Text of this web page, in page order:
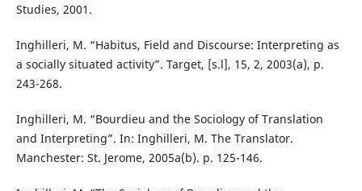
Studies, 2001.
Inghilleri, M. “Habitus, Field and Discourse: Interpreting as
a socially situated activity”. Target, [s.l], 15, 2, 2003(a), p.
243-268.
Inghilleri, M. “Bourdieu and the Sociology of Translation
and Interpreting”. In: Inghilleri, M. The Translator.
Manchester: St. Jerome, 2005a(b). p. 125-146.